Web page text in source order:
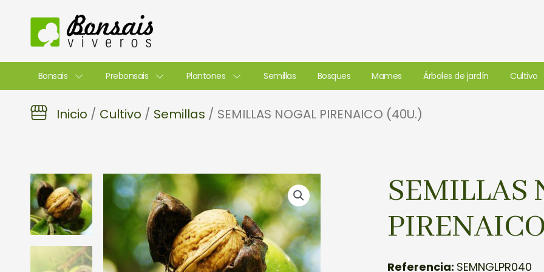
contenido
Bonsais Prebonsais Plantones Semillas Bosques Mames Árboles de jardín Cultivo
Inicio / Cultivo / Semillas / SEMILLAS NOGAL PIRENAICO (40U.)
SEMILLAS
Referencia: SEMNGLPR040